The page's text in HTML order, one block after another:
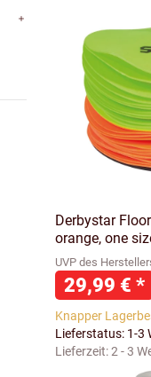
Derbystar
orange, one
UVP des
29,99 € *
Knapper
Lieferstatus: 1-3
Lieferzeit:2 - 3